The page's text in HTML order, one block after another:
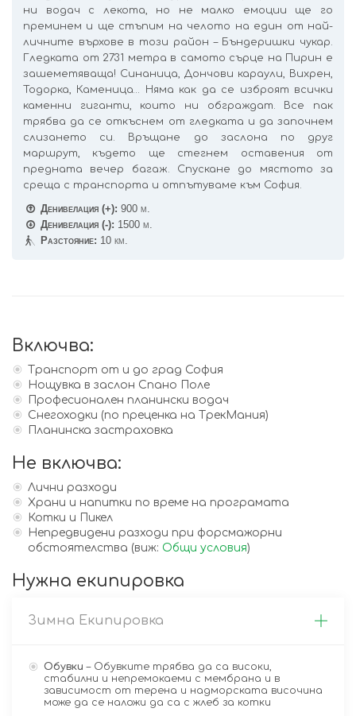
ни водач с лекота, но не малко емоции ще го
преминем и ще стъпим на челото на един от най-
личните върхове в този район – Бъндеришки чукар.
Гледката от 2731 метра в самото сърце на Пирин е
зашеметяваща! Синаница, Дончови караули, Вихрен,
Тодорка, Каменица… Няма как да се изброят всички
каменни гиганти, които ни обграждат. Все пак
трябва да се откъснем от гледката и да започнем
слизането си. Връщане до заслона по друг
маршрут, където ще стегнем оставения от
предната вечер багаж. Спускане до мястото за
среща с транспорта и отпътуваме към София.
Денивелация (+): 900 м.
Денивелация (-): 1500 м.
Разстояние: 10 км.
Включва:
Транспорт от и до град София
Нощувка в заслон Спано Поле
Професионален планински водач
Снегоходки (по преценка на ТрекМания)
Планинска застраховка
Не включва:
Лични разходи
Храни и напитки по време на програмата
Котки и Пикел
Непредвидени разходи при форсмажорни
обстоятелства (виж: Общи условия)
Нужна екипировка
Зимна Екипировка
Обувки – Обувките трябва да са високи,
стабилни и непремокаеми с мембрана и в
зависимост от терена и надморската височина
може да се наложи да са с жлеб за котки